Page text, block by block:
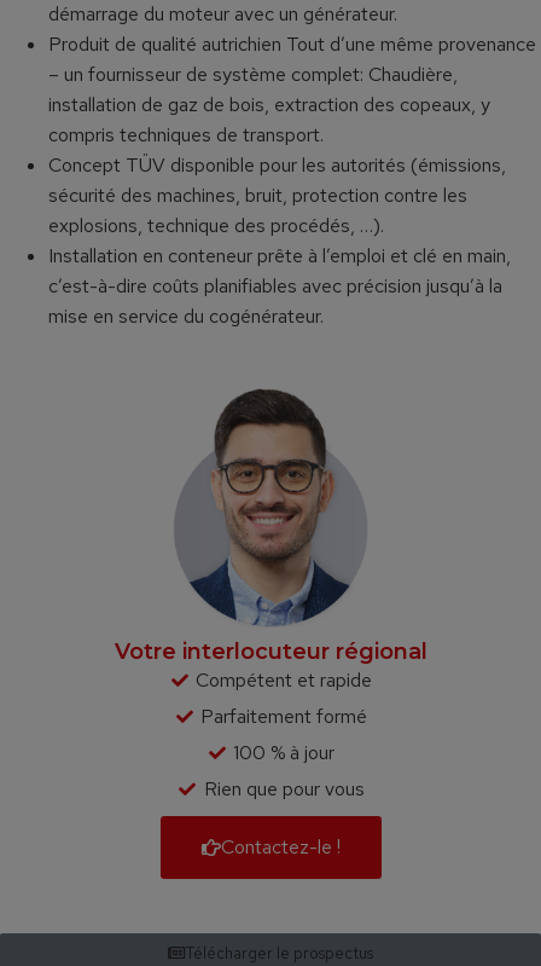
démarrage du moteur avec un générateur.
Produit de qualité autrichien Tout d’une même provenance
– un fournisseur de système complet: Chaudière,
installation de gaz de bois, extraction des copeaux, y
compris techniques de transport.
Concept TÜV disponible pour les autorités (émissions,
sécurité des machines, bruit, protection contre les
explosions, technique des procédés, …).
Installation en conteneur prête à l’emploi et clé en main,
c’est-à-dire coûts planifiables avec précision jusqu’à la
mise en service du cogénérateur.
Votre interlocuteur régional
Compétent et rapide
Parfaitement formé
100 % à jour
Rien que pour vous
Contactez-le !
Télécharger le prospectus